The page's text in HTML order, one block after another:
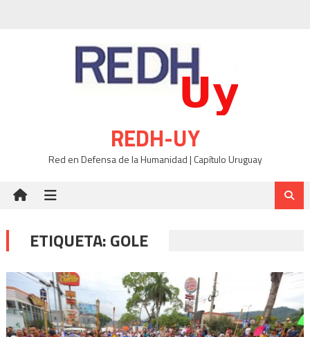
REDH-UY
Red en Defensa de la Humanidad | Capítulo Uruguay
ETIQUETA:GOLE